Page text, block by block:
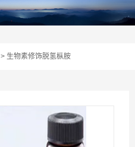
> 生物素修饰脱氢枞胺